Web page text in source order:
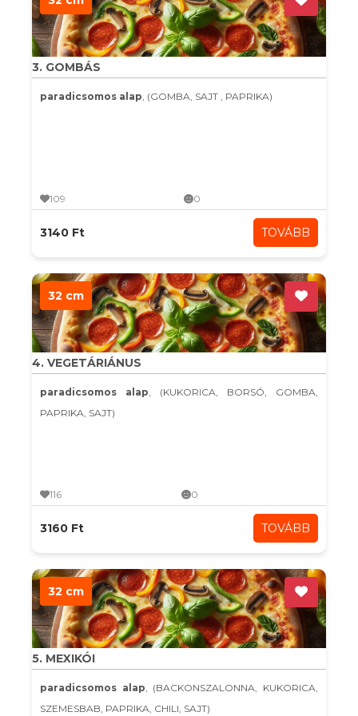
3. GOMBÁS
paradicsomos alap, (GOMBA, SAJT , PAPRIKA)
109 0
3140 Ft TOVÁBB
32 cm
4. VEGETÁRIÁNUS
paradicsomos alap, (KUKORICA, BORSÓ, GOMBA,
PAPRIKA, SAJT)
116 0
3160 Ft TOVÁBB
32 cm
5. MEXIKÓI
paradicsomos alap, (BACKONSZALONNA, KUKORICA,
SZEMESBAB, PAPRIKA, CHILI, SAJT)